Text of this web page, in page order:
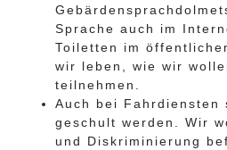
Sprache auch im
Toiletten im
wir leben, wie wir
teilnehmen.
Auch bei Fahrdiensten
geschult werden. Wir
und Diskriminierung